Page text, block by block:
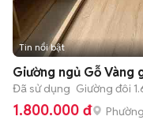
Tin nổi bật
Giường ngủ Gỗ Vàng
Đã sử dụng Giường đôi
1.800.000 đ